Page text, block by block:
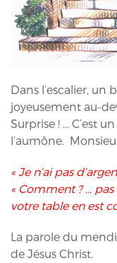
Dans l’escalier, un
joyeusement au-
Surprise ! … C’est
l’aumône.
« Je n’ai pas
« Comment ? …
votre table en est
La parole du
de Jésus Christ.